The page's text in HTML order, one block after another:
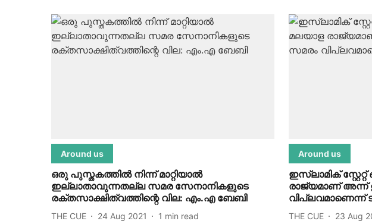
Around us
ഒരു പുസ്തകത്തില്‍ നിന്ന് മാറ്റിയാല്‍
ഇല്ലാതാവുന്നതല്ല സമര സേനാനികളുടെ
രക്തസാക്ഷിത്വത്തിന്റെ വില: എം.എ ബേബി
THE CUE 24 Aug 2021 1 min read
Around us
ഇസ്ലാമിക്
രാജ്യമാണ് അന്ന്
വിപ്ലവമാണെന്ന്
THE CUE 23 Aug